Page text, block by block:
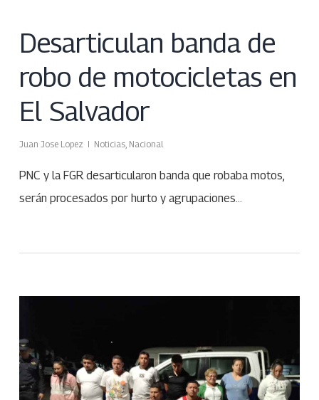
Desarticulan banda de
robo de motocicletas en
El Salvador
Juan Jose Lopez Noticias, Nacional
PNC y la FGR desarticularon banda que robaba motos,
serán procesados por hurto y agrupaciones…